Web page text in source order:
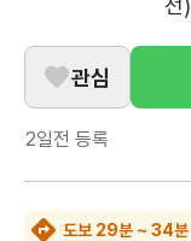
전
관심
2일전 등록
도보 29분 ~ 34분